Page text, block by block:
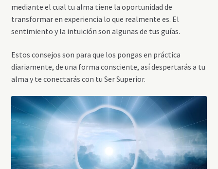
mediante el cual tu alma tiene la oportunidad de
transformar en experiencia lo que realmente es. El
sentimiento y la intuición son algunas de tus guías.
Estos consejos son para que los pongas en práctica
diariamente, de una forma consciente, así despertarás a tu
alma y te conectarás con tu Ser Superior.